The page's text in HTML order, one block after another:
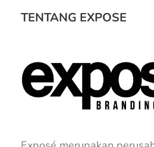
TENTANG EXPOSE